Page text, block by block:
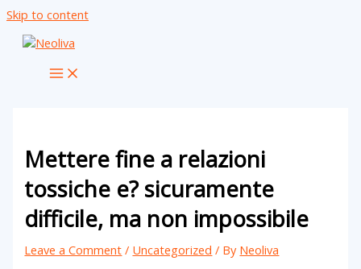
Skip to content
Mettere fine a relazioni
tossiche e? sicuramente
difficile, ma non impossibile
Leave a Comment / Uncategorized / By Neoliva